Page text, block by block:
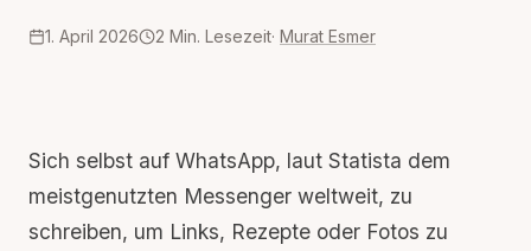
1. April 2026 2 Min. Lesezeit· Murat Esmer
Sich selbst auf WhatsApp, laut Statista dem
meistgenutzten Messenger weltweit, zu
schreiben, um Links, Rezepte oder Fotos zu